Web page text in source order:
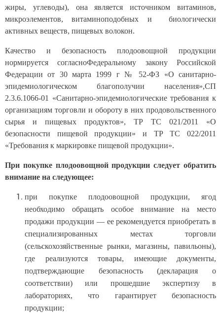
жиры, углеводы), она является источником витаминов,
микроэлементов, витаминоподобных и биологически
активных веществ, пищевых волокон.
Качество и безопасность плодоовощной продукции
нормируется согласноФедеральному закону Российской
Федерации от 30 марта 1999 г № 52-ФЗ «О санитарно-
эпидемиологическом благополучии населения»,СП
2.3.6.1066-01 «Санитарно-эпидемиологические требования к
организациям торговли и обороту в них продовольственного
сырья и пищевых продуктов», ТР ТС 021/2011 «О
безопасности пищевой продукции» и ТР ТС 022/2011
«Требования к маркировке пищевой продукции».
При покупке плодоовощной продукции следует обратить
внимание на следующее:
при покупке плодоовощной продукции, ягод
необходимо обращать особое внимание на место
продажи продукции — ее рекомендуется приобретать в
специализированных местах торговли
(сельскохозяйственные рынки, магазины, павильоны),
где реализуются товары, имеющие документы,
подтверждающие безопасность (декларация о
соответствии) или прошедшие экспертизу в
лабораториях, что гарантирует безопасность
продукции;